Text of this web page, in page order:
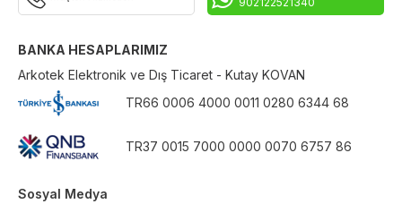
BANKA HESAPLARIMIZ
Arkotek Elektronik ve Dış Ticaret - Kutay KOVAN
TR66 0006 4000 0011 0280 6344 68
TR37 0015 7000 0000 0070 6757 86
Sosyal Medya